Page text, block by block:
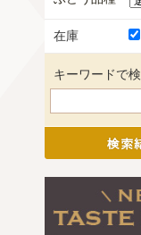
在庫
キーワードで